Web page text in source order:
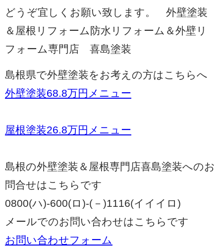
どうぞ宜しくお願い致します。 外壁塗装
＆屋根リフォーム防水リフォーム＆外壁リ
フォーム専門店 喜島塗装
島根県で外壁塗装をお考えの方はこちらへ
外壁塗装68.8万円メニュー
屋根塗装26.8万円メニュー
島根の外壁塗装＆屋根専門店喜島塗装へのお
問合せはこちらです
0800(ハ)-600(ロ)-(－)1116(イイイロ)
メールでのお問い合わせはこちらです
お問い合わせフォーム